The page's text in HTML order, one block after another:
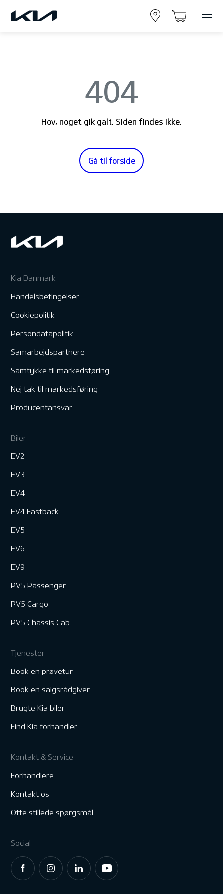
404
Hov, noget gik galt. Siden findes ikke.
Gå til forside
Kia Danmark
Handelsbetingelser
Cookiepolitik
Persondatapolitik
Samarbejdspartnere
Samtykke til markedsføring
Nej tak til markedsføring
Producentansvar
Biler
EV2
EV3
EV4
EV4 Fastback
EV5
EV6
EV9
PV5 Passenger
PV5 Cargo
PV5 Chassis Cab
Tjenester
Book en prøvetur
Book en salgsrådgiver
Brugte Kia biler
Find Kia forhandler
Kontakt & Service
Forhandlere
Kontakt os
Ofte stillede spørgsmål
Social